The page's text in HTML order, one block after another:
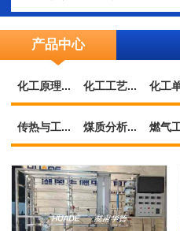
产品中心
化工原理... 化工工艺... 化工
传热与工... 煤质分析... 燃气